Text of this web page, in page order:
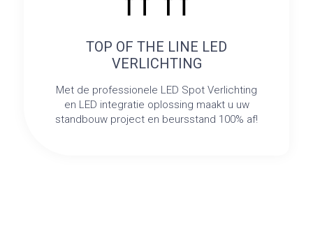
TOP OF THE LINE LED
VERLICHTING
Met de professionele LED Spot Verlichting
en LED integratie oplossing maakt u uw
standbouw project en beursstand 100% af!